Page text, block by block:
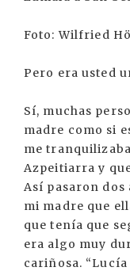
Foto: Wilfried
Pero era usted
Sí, muchas
madre como si
me
Azpeitiarra y
Así pasaron dos
mi madre que
que tenía que
era algo muy
cariñosa.